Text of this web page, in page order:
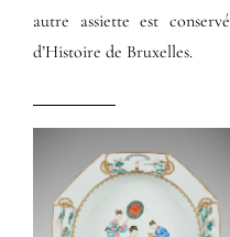
autre assiette est
d’Histoire de Bruxelles.